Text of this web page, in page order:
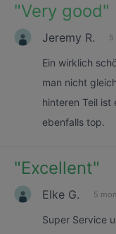
"Very good"
Jeremy R. 5
Ein wirklich
man nicht
hinteren Teil ist
ebenfalls top.
"Excellent"
Elke G. 5
Super Service